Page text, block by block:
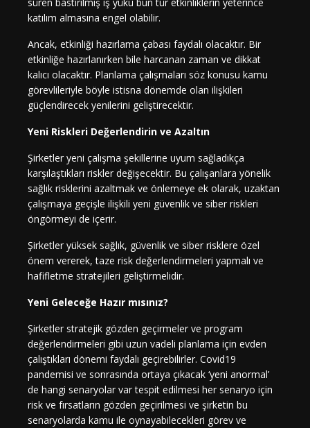
katılım almasına engel olabilir.
Ancak, etkinliği hazırlama çabası faydalı olacaktır. Bir
etkinliğe hazırlanırken bile harcanan zaman ve dikkat
kalıcı olacaktır. Planlama çalışmaları söz konusu kamu
görevlileriyle böyle istisna dönemde olan ilişkileri
güçlendirecek yenilerini geliştirecektir.
Yeni Riskleri Değerlendirin ve Azaltın
Şirketler yeni çalışma şekillerine uyum sağladıkça
karşılaştıkları riskler değişecektir. Bu çalışanlara yönelik
sağlık risklerini azaltmak ve önlemeye ek olarak, uzaktan
çalışmaya geçişle ilişkili yeni güvenlik ve siber riskleri
öngörmeyi de içerir.
Şirketler yüksek sağlık, güvenlik ve siber risklere özel
önem vererek, taze risk değerlendirmeleri yapmalı ve
hafifletme stratejileri geliştirmelidir.
Yeni Geleceğe Hazır mısınız?
Şirketler stratejik gözden geçirmeler ve program
değerlendirmeleri gibi uzun vadeli planlama için evden
çalıştıkları dönemi faydalı geçirebilirler. Covid19
pandemisi ve sonrasında ortaya çıkacak ‘yeni anormal’
de hangi senaryolar var tespit edilmesi her senaryo için
risk ve fırsatların gözden geçirilmesi ve şirketin bu
senaryolarda kamu ile oynayabilecekleri görev ve